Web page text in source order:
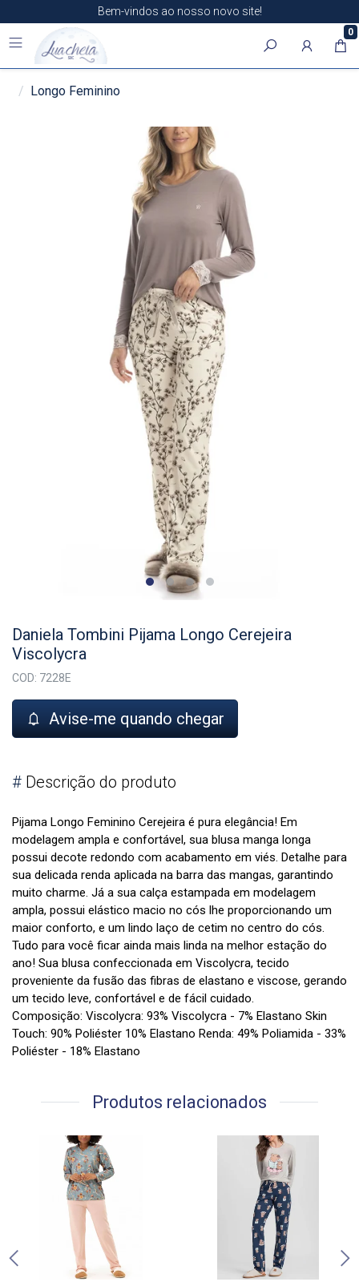
Bem-vindos ao nosso novo site!
0
Longo Feminino
Daniela Tombini Pijama Longo Cerejeira
Viscolycra
COD: 7228E
Avise-me quando chegar
# Descrição do produto
Pijama Longo Feminino Cerejeira é pura elegância! Em
modelagem ampla e confortável, sua blusa manga longa
possui decote redondo com acabamento em viés. Detalhe para
sua delicada renda aplicada na barra das mangas, garantindo
muito charme. Já a sua calça estampada em modelagem
ampla, possui elástico macio no cós lhe proporcionando um
maior conforto, e um lindo laço de cetim no centro do cós.
Tudo para você ficar ainda mais linda na melhor estação do
ano! Sua blusa confeccionada em Viscolycra, tecido
proveniente da fusão das fibras de elastano e viscose, gerando
um tecido leve, confortável e de fácil cuidado.
Composição: Viscolycra: 93% Viscolycra - 7% Elastano Skin
Touch: 90% Poliéster 10% Elastano Renda: 49% Poliamida - 33%
Poliéster - 18% Elastano
Produtos relacionados